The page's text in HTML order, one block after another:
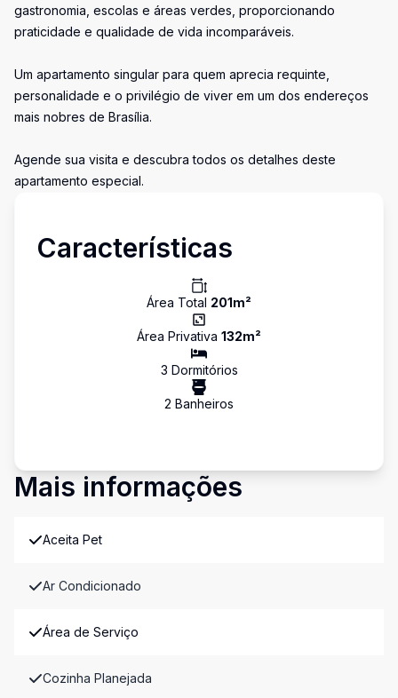
gastronomia, escolas e áreas verdes, proporcionando
praticidade e qualidade de vida incomparáveis.
Um apartamento singular para quem aprecia requinte,
personalidade e o privilégio de viver em um dos endereços
mais nobres de Brasília.
Agende sua visita e descubra todos os detalhes deste
apartamento especial.
Características
Área Total 201m²
Área Privativa 132m²
3 Dormitórios
2 Banheiros
Mais informações
Aceita Pet
Ar Condicionado
Área de Serviço
Cozinha Planejada